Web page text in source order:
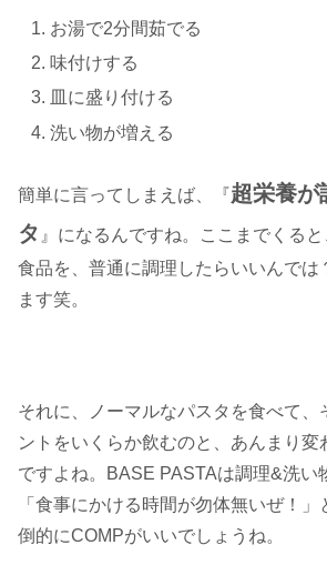
お湯で2分間茹でる
味付けする
皿に盛り付ける
洗い物が増える
簡単に言ってしまえば、『超栄養が
タ 』になるんですね。ここまでくる
食品を、普通に調理したらいいんでは
ます笑。
それに、ノーマルなパスタを食べて、
ントをいくらか飲むのと、あんまり変
ですよね。BASE PASTAは調理&洗い
「食事にかける時間が勿体無いぜ！
倒的にCOMPがいいでしょうね。